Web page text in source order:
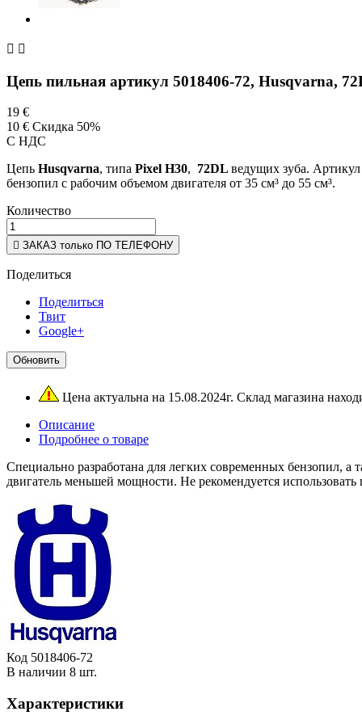
 
Цепь пильная артикул 5018406-72, Husqvarna,
19 €
10 € Скидка 50%
С НДС
Цепь Husqvarna, типа Pixel H30, 72DL ведущих зуба.
бензопил с рабочим объемом двигателя от 35 см³ до 55 см³.
Количество
 ЗАКАЗ только ПО ТЕЛЕФОНУ
Поделиться
Поделиться
Твит
Google+
Цена актуальна на 15.08.2024г. Склад магазина
Описание
Подробнее о товаре
Специально разработана для легких современных бензопил,
двигатель меньшей мощности. Не рекомендуется
Код 5018406-72
В наличии 8 шт.
Характеристики